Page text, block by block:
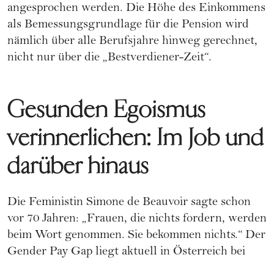
angesprochen werden. Die Höhe des Einkommens
als Bemessungsgrundlage für die Pension wird
nämlich über alle Berufsjahre hinweg gerechnet,
nicht nur über die „Bestverdiener-Zeit“.
Gesunden Egoismus
verinnerlichen: Im Job und
darüber hinaus
Die Feministin Simone de Beauvoir sagte schon
vor 70 Jahren: „Frauen, die nichts fordern, werden
beim Wort genommen. Sie bekommen nichts.“ Der
Gender Pay Gap liegt aktuell in Österreich bei